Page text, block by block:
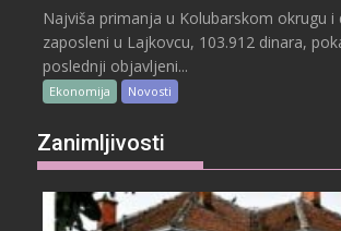
Najviša primanja u Kolubarskom okrugu i
zaposleni u Lajkovcu, 103.912 dinara,
poslednji objavljeni...
Ekonomija Novosti
Zanimljivosti